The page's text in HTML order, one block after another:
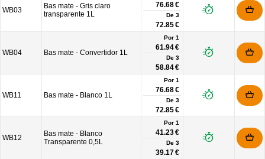
WB03
Bas mate - Gris claro
transparente 1L
76.68 €
De 3
72.85 €
WB04 Bas mate - Convertidor 1L
Por 1
61.94 €
De 3
58.84 €
WB11 Bas mate - Blanco 1L
Por 1
76.68 €
De 3
72.85 €
WB12
Bas mate - Blanco
Transparente 0,5L
Por 1
41.23 €
De 3
39.17 €